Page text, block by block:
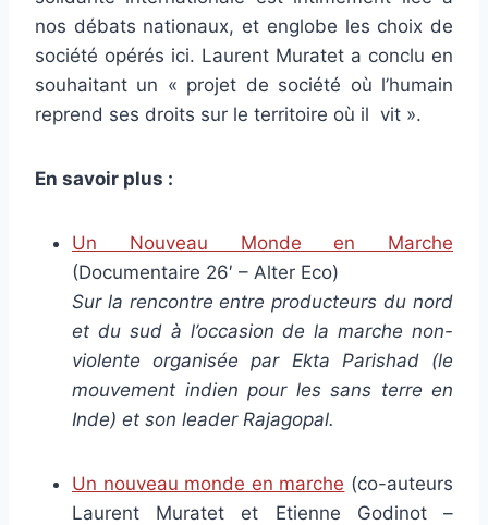
nos débats nationaux, et englobe les choix de
société opérés ici. Laurent Muratet a conclu en
souhaitant un « projet de société où l’humain
reprend ses droits sur le territoire où il vit ».
En savoir plus :
Un Nouveau Monde en Marche
(Documentaire 26′ – Alter Eco)
Sur la rencontre entre producteurs du nord
et du sud à l’occasion de la marche non-
violente organisée par Ekta Parishad (le
mouvement indien pour les sans terre en
Inde) et son leader Rajagopal.
Un nouveau monde en marche (co-auteurs
Laurent Muratet et Etienne Godinot –